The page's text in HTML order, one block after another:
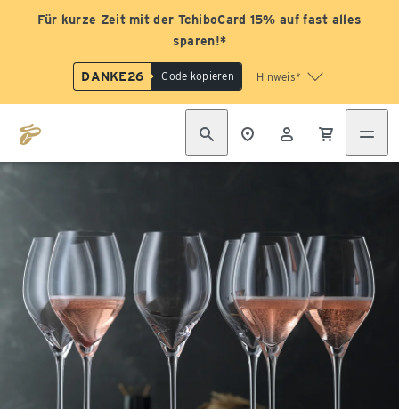
Für kurze Zeit mit der TchiboCard 15% auf fast alles
sparen!*
DANKE26 Code kopieren Hinweis*